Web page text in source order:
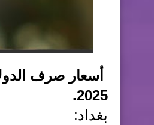
2025.
بغداد: